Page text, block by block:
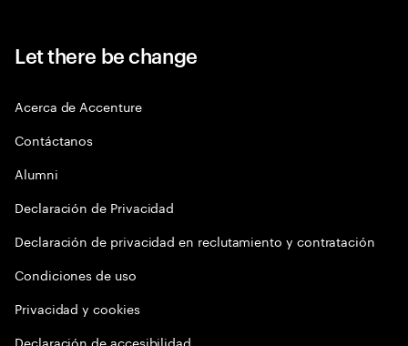
Let there be change
Acerca de Accenture
Contáctanos
Alumni
Declaración de Privacidad
Declaración de privacidad en reclutamiento y contratación
Condiciones de uso
Privacidad y cookies
Declaración de accesibilidad